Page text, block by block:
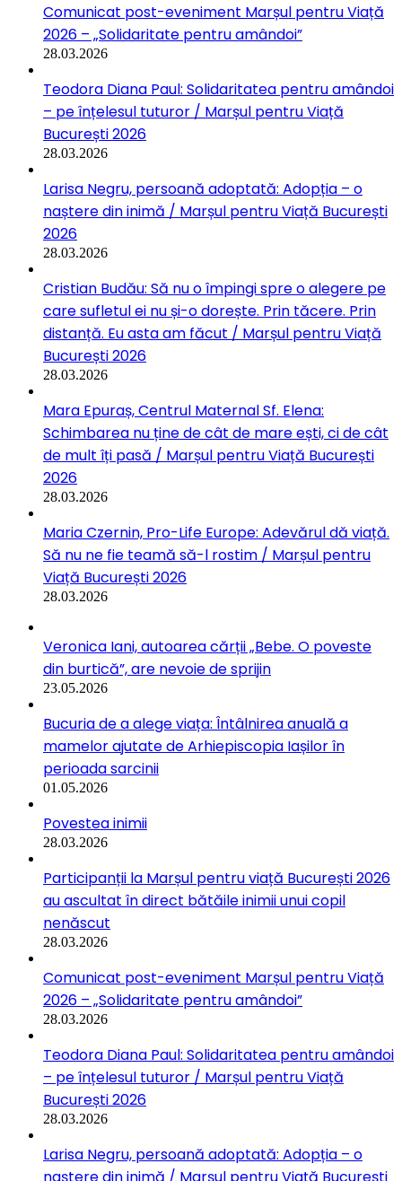
Comunicat post-eveniment Marșul pentru Viață
2026 – „Solidaritate pentru amândoi”
28.03.2026
Teodora Diana Paul: Solidaritatea pentru amândoi
– pe înțelesul tuturor / Marșul pentru Viață
București 2026
28.03.2026
Larisa Negru, persoană adoptată: Adopția – o
naștere din inimă / Marșul pentru Viață București
2026
28.03.2026
Cristian Budău: Să nu o împingi spre o alegere pe
care sufletul ei nu și-o dorește. Prin tăcere. Prin
distanță. Eu asta am făcut / Marșul pentru Viață
București 2026
28.03.2026
Mara Epuraș, Centrul Maternal Sf. Elena:
Schimbarea nu ține de cât de mare ești, ci de cât
de mult îți pasă / Marșul pentru Viață București
2026
28.03.2026
Maria Czernin, Pro-Life Europe: Adevărul dă viață.
Să nu ne fie teamă să-l rostim / Marșul pentru
Viață București 2026
28.03.2026
Veronica Iani, autoarea cărții „Bebe. O poveste
din burtică”, are nevoie de sprijin
23.05.2026
Bucuria de a alege viața: Întâlnirea anuală a
mamelor ajutate de Arhiepiscopia Iașilor în
perioada sarcinii
01.05.2026
Povestea inimii
28.03.2026
Participanții la Marșul pentru viață București 2026
au ascultat în direct bătăile inimii unui copil
nenăscut
28.03.2026
Comunicat post-eveniment Marșul pentru Viață
2026 – „Solidaritate pentru amândoi”
28.03.2026
Teodora Diana Paul: Solidaritatea pentru amândoi
– pe înțelesul tuturor / Marșul pentru Viață
București 2026
28.03.2026
Larisa Negru, persoană adoptată: Adopția – o
naștere din inimă / Marșul pentru Viață București